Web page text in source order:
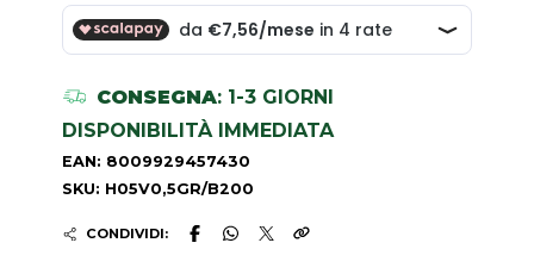
CONSEGNA: 1-3 GIORNI
DISPONIBILITÀ IMMEDIATA
EAN: 8009929457430
SKU: H05V0,5GR/B200
CONDIVIDI: